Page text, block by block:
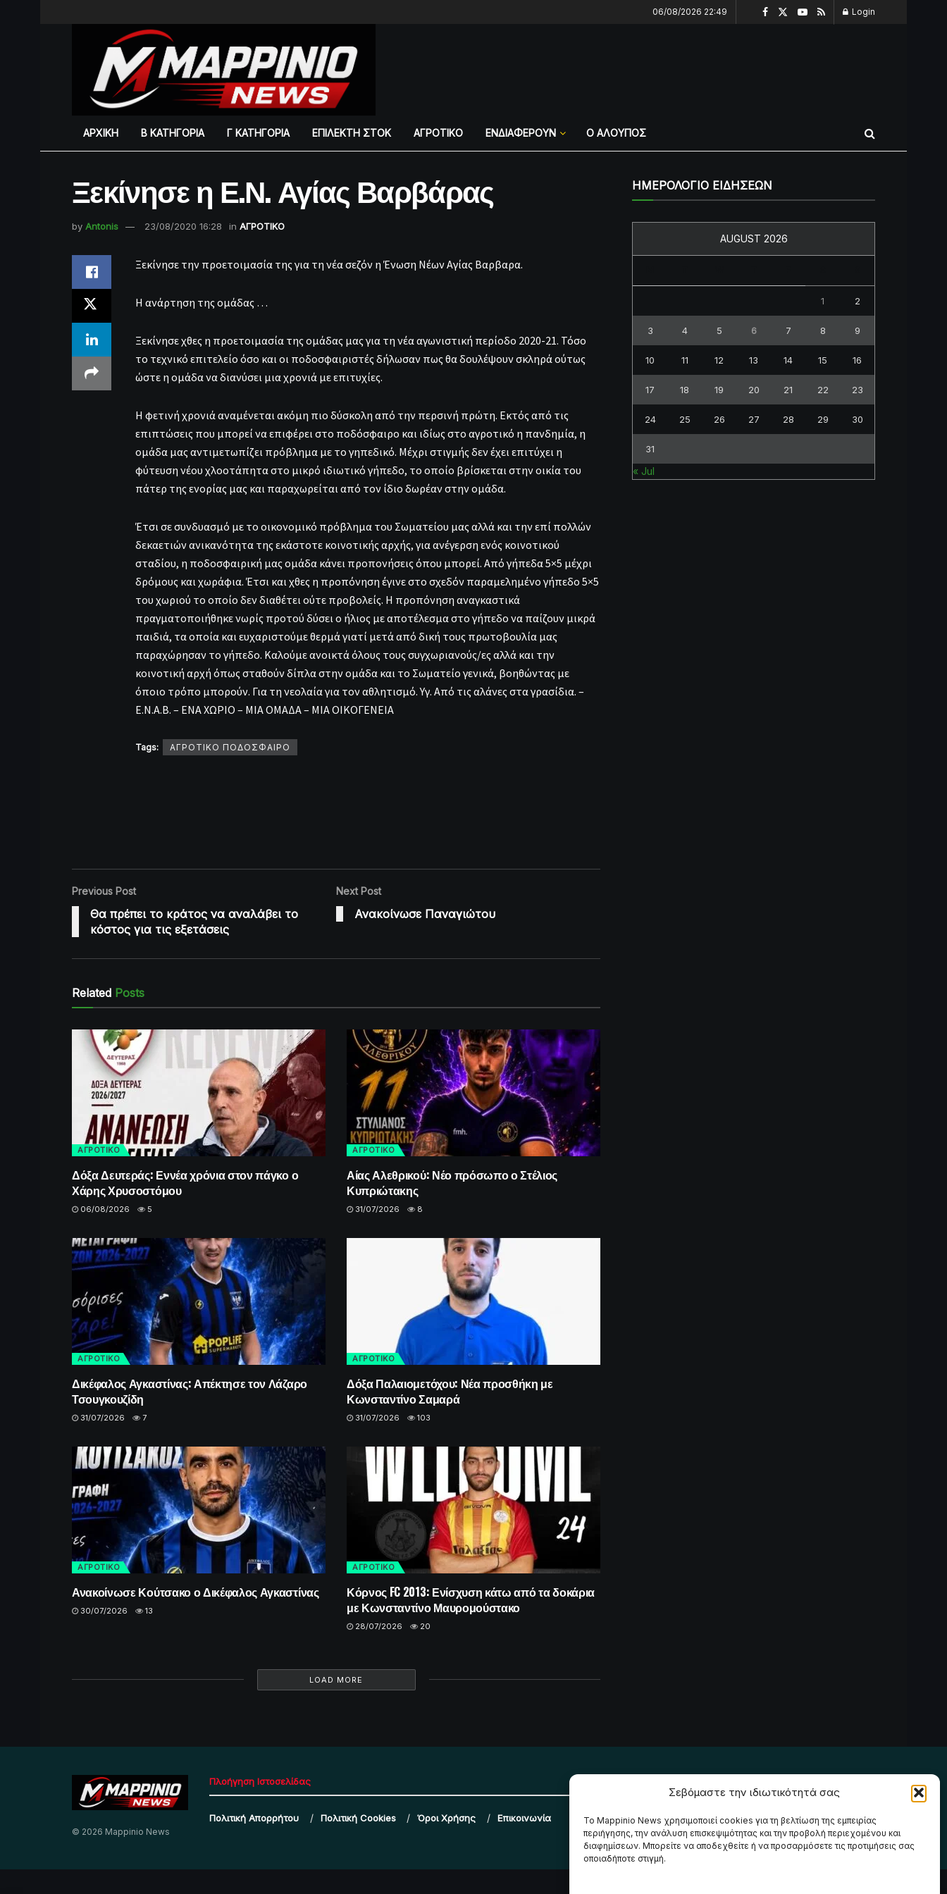
Σεβόμαστε την ιδιωτικότητά σας
Το Mappinio News χρησιμοποιεί cookies για τη βελτίωση της εμπειρίας
περιήγησης, την ανάλυση επισκεψιμότητας και την προβολή περιεχομένου και
διαφημίσεων. Μπορείτε να αποδεχθείτε ή να προσαρμόσετε τις προτιμήσεις σας
οποιαδήποτε στιγμή.
06/08/2026 22:49 Login
ΑΡΧΙΚΗ Β ΚΑΤΗΓΟΡΙΑ Γ ΚΑΤΗΓΟΡΙΑ ΕΠΙΛΕΚΤΗ ΣΤΟΚ ΑΓΡΟΤΙΚΟ ΕΝΔΙΑΦΕΡΟΥΝ Ο ΑΛΟΥΠΟΣ
Ξεκίνησε η Ε.Ν. Αγίας Βαρβάρας
by Antonis 23/08/2020 16:28 in ΑΓΡΟΤΙΚΟ
Ξεκίνησε την προετοιμασία της για τη νέα σεζόν η Ένωση Νέων Αγίας Βαρβαρα.
Η ανάρτηση της ομάδας …
Ξεκίνησε χθες η προετοιμασία της ομάδας μας για τη νέα αγωνιστική περίοδο 2020-21. Τόσο
το τεχνικό επιτελείο όσο και οι ποδοσφαιριστές δήλωσαν πως θα δουλέψουν σκληρά ούτως
ώστε η ομάδα να διανύσει μια χρονιά με επιτυχίες.
Η φετινή χρονιά αναμένεται ακόμη πιο δύσκολη από την περσινή πρώτη. Εκτός από τις
επιπτώσεις που μπορεί να επιφέρει στο ποδόσφαιρο και ιδίως στο αγροτικό η πανδημία, η
ομάδα μας αντιμετωπίζει πρόβλημα με το γηπεδικό. Μέχρι στιγμής δεν έχει επιτύχει η
φύτευση νέου χλοοτάπητα στο μικρό ιδιωτικό γήπεδο, το οποίο βρίσκεται στην οικία του
πάτερ της ενορίας μας και παραχωρείται από τον ίδιο δωρέαν στην ομάδα.
Έτσι σε συνδυασμό με το οικονομικό πρόβλημα του Σωματείου μας αλλά και την επί πολλών
δεκαετιών ανικανότητα της εκάστοτε κοινοτικής αρχής, για ανέγερση ενός κοινοτικού
σταδίου, η ποδοσφαιρική μας ομάδα κάνει προπονήσεις όπου μπορεί. Από γήπεδα 5×5 μέχρι
δρόμους και χωράφια. Έτσι και χθες η προπόνηση έγινε στο σχεδόν παραμελημένο γήπεδο 5×5
του χωριού το οποίο δεν διαθέτει ούτε προβολείς. Η προπόνηση αναγκαστικά
πραγματοποιήθηκε νωρίς προτού δύσει ο ήλιος με αποτέλεσμα στο γήπεδο να παίζουν μικρά
παιδιά, τα οποία και ευχαριστούμε θερμά γιατί μετά από δική τους πρωτοβουλία μας
παραχώρησαν το γήπεδο. Καλούμε ανοικτά όλους τους συγχωριανούς/ες αλλά και την
κοινοτική αρχή όπως σταθούν δίπλα στην ομάδα και το Σωματείο γενικά, βοηθώντας με
όποιο τρόπο μπορούν. Για τη νεολαία για τον αθλητισμό. Υγ. Από τις αλάνες στα γρασίδια. –
Ε.Ν.Α.Β. – ΕΝΑ ΧΩΡΙΟ – ΜΙΑ ΟΜΑΔΑ – ΜΙΑ ΟΙΚΟΓΕΝΕΙΑ
Tags: ΑΓΡΟΤΙΚΟ ΠΟΔΟΣΦΑΙΡΟ
Previous Post
Θα πρέπει το κράτος να αναλάβει το
κόστος για τις εξετάσεις
Next Post
Ανακοίνωσε Παναγιώτου
Related Posts
ΑΓΡΟΤΙΚΟ
Δόξα Δευτεράς: Εννέα χρόνια στον πάγκο ο
Χάρης Χρυσοστόμου
06/08/2026 5
ΑΓΡΟΤΙΚΟ
Αίας Αλεθρικού: Νέο πρόσωπο ο Στέλιος
Κυπριώτακης
31/07/2026 8
ΑΓΡΟΤΙΚΟ
Δικέφαλος Αγκαστίνας: Απέκτησε τον Λάζαρο
Τσουγκουζίδη
31/07/2026 7
ΑΓΡΟΤΙΚΟ
Δόξα Παλαιομετόχου: Νέα προσθήκη με
Κωνσταντίνο Σαμαρά
31/07/2026 103
ΑΓΡΟΤΙΚΟ
Ανακοίνωσε Κούτσακο ο Δικέφαλος Αγκαστίνας
30/07/2026 13
ΑΓΡΟΤΙΚΟ
Κόρνος FC 2013: Ενίσχυση κάτω από τα δοκάρια
με Κωνσταντίνο Μαυρομούστακο
28/07/2026 20
LOAD MORE
ΗΜΕΡΟΛΟΓΙΟ ΕΙΔΗΣΕΩΝ
AUGUST 2026
1 2
3 4 5 6 7 8 9
10 11 12 13 14 15 16
17 18 19 20 21 22 23
24 25 26 27 28 29 30
31
« Jul
© 2026 Mappinio News
Πλοήγηση Ιστοσελίδας
Πολιτική Απορρήτου Πολιτική Cookies Όροι Χρήσης Επικοινωνία